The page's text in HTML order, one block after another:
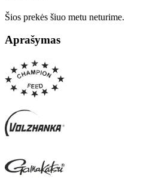
Šios prekės šiuo metu neturime.
Aprašymas